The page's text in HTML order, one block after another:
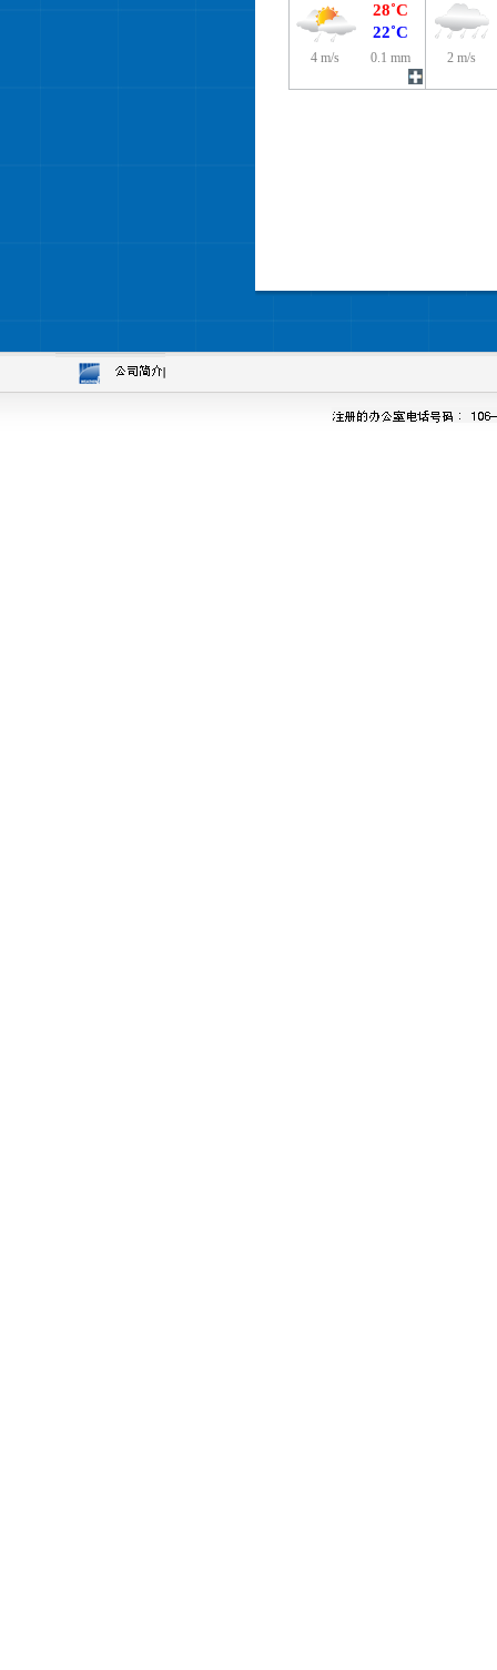
28˚C
22˚C
4 m/s 0.1 mm 2 m/s